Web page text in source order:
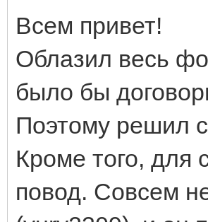
Всем привет!
Облазил весь
было бы
Поэтому решил
Кроме того, для
повод. Совсем